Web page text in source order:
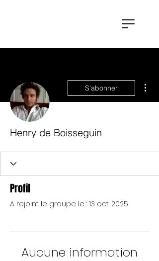
S'abonner
Henry de Boisseguin
Profil
A rejoint le groupe le : 13 oct. 2025
Aucune information